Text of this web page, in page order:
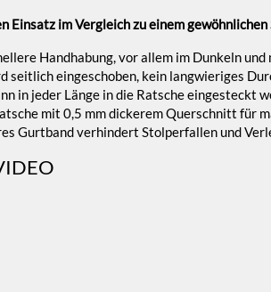
Einsatz im Vergleich zu einem gewöhnlichen
Handhabung, vor allem im Dunkeln und
seitlich eingeschoben, kein langwieriges
in jeder Länge in die Ratsche eingesteckt
mit 0,5 mm dickerem Querschnitt für
Gurtband verhindert Stolperfallen und